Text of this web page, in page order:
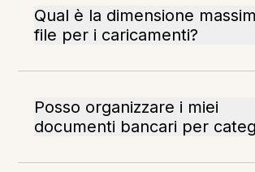
Qual è la dimensione
file per i caricamenti?
Posso organizzare i miei
documenti bancari per